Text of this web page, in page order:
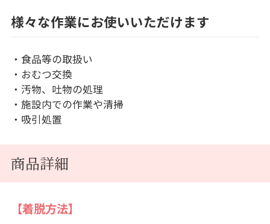
様々な作業にお使いいただけます
・食品等の取扱い
・おむつ交換
・汚物、吐物の処理
・施設内での作業や清掃
・吸引処置
商品詳細
【着脱方法】